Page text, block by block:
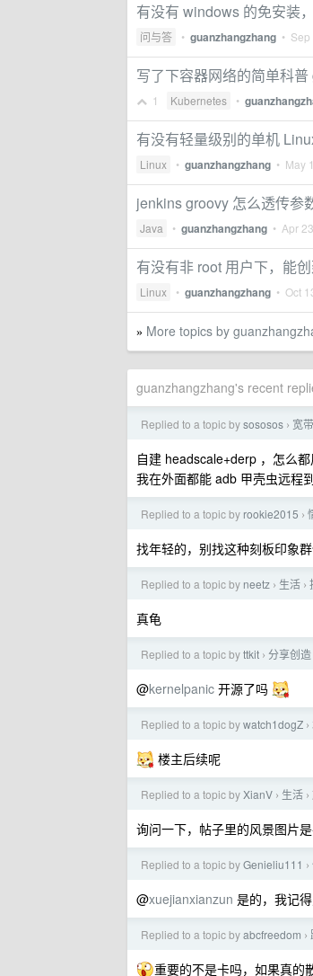
有没有 windows 的免安装
问与答 • guanzhangzhang •
写了下容器网络的简单科
1 Kubernetes •
有没有轻量级别的单机
Linux • guanzhangzhang • May
jenkins groovy 怎么透传参
Java • guanzhangzhang • Apr
有没有非 root 用户下，能
Linux • guanzhangzhang • Oct
» More topics by
guanzhangzhang's recent
Replied to a topic bysososos › 宽
自建 headscale+derp ，怎么
我在外面都能 adb 甲壳虫远程
Replied to a topic by rookie2015 ›
找年轻的，别找这种刻板印象
Replied to a topic by neetz › 生活 ›
真龟
Replied to a topic byttkit › 分享创造
@kernelpanic 开源了吗
Replied to a topic bywatch1dogZ ›
楼主后续呢
Replied to a topic byXianV › 生活 ›
询问一下，帖子里的风景图片
Replied to a topic byGenieliu111 ›
@xuejianxianzun 是的，我记
Replied to a topic byabcfreedom ›
重要的不是卡吗，如果真的